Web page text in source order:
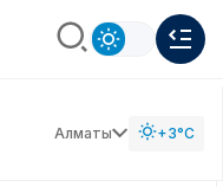
Алматы +3°C